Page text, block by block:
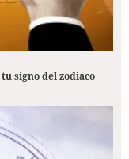
signo del zodiaco